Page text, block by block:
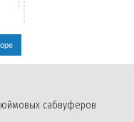
сабвуферов